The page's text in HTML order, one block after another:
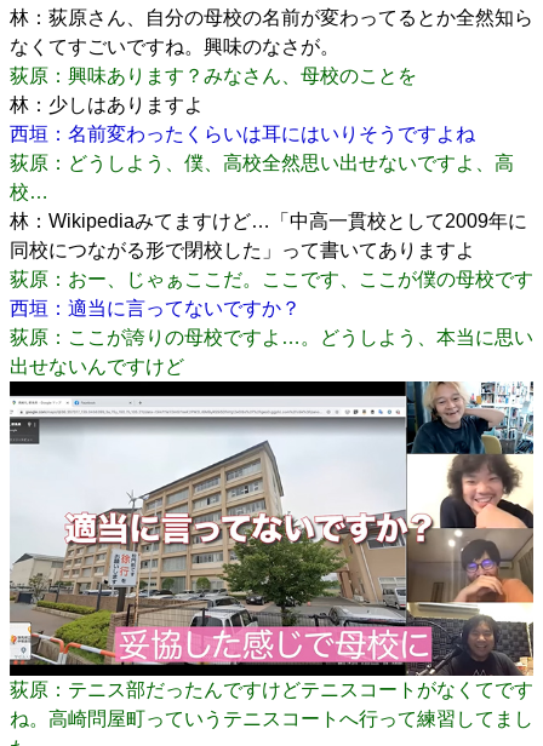
林：荻原さん、自分の母校の名前が変わってるとか全然知ら
なくてすごいですね。興味のなさが。
荻原：興味あります？みなさん、母校のことを
林：少しはありますよ
西垣：名前変わったくらいは耳にはいりそうですよね
荻原：どうしよう、僕、高校全然思い出せないですよ、高
校…
林：Wikipediaみてますけど…「中高一貫校として2009年に
同校につながる形で閉校した」って書いてありますよ
荻原：おー、じゃぁここだ。ここです、ここが僕の母校です
西垣：適当に言ってないですか？
荻原：ここが誇りの母校ですよ…。どうしよう、本当に思い
出せないんですけど
荻原：テニス部だったんですけどテニスコートがなくてです
ね。高崎問屋町っていうテニスコートへ行って練習してまし